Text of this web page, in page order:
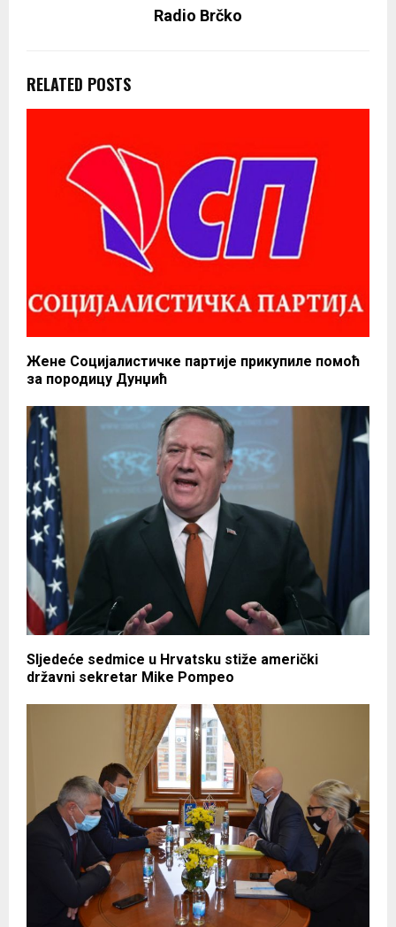
Radio Brčko
RELATED POSTS
Жене Социјалистичке партије прикупиле помоћ
за породицу Дунџић
Sljedeće sedmice u Hrvatsku stiže američki
državni sekretar Mike Pompeo